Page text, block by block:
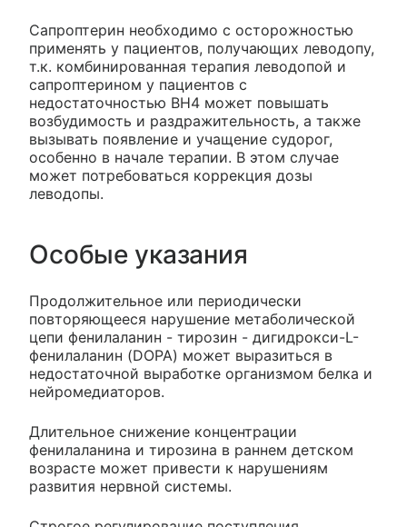
Сапроптерин необходимо с осторожностью
применять у пациентов, получающих леводопу,
т.к. комбинированная терапия леводопой и
сапроптерином у пациентов с
недостаточностью ВН4 может повышать
возбудимость и раздражительность, а также
вызывать появление и учащение судорог,
особенно в начале терапии. В этом случае
может потребоваться коррекция дозы
леводопы.
Особые указания
Продолжительное или периодически
повторяющееся нарушение метаболической
цепи фенилаланин - тирозин - дигидрокси-L-
фенилаланин (DOPA) может выразиться в
недостаточной выработке организмом белка и
нейромедиаторов.
Длительное снижение концентрации
фенилаланина и тирозина в раннем детском
возрасте может привести к нарушениям
развития нервной системы.